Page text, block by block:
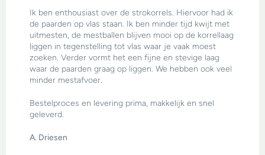
Ik ben enthousiast over de strokorrels. Hiervoor had ik
de paarden op vlas staan. Ik ben minder tijd kwijt met
uitmesten, de mestballen blijven mooi op de korrellaag
liggen in tegenstelling tot vlas waar je vaak moest
zoeken. Verder vormt het een fijne en stevige laag
waar de paarden graag op liggen. We hebben ook veel
minder mestafvoer.
Bestelproces en levering prima, makkelijk en snel
geleverd.
A. Driesen